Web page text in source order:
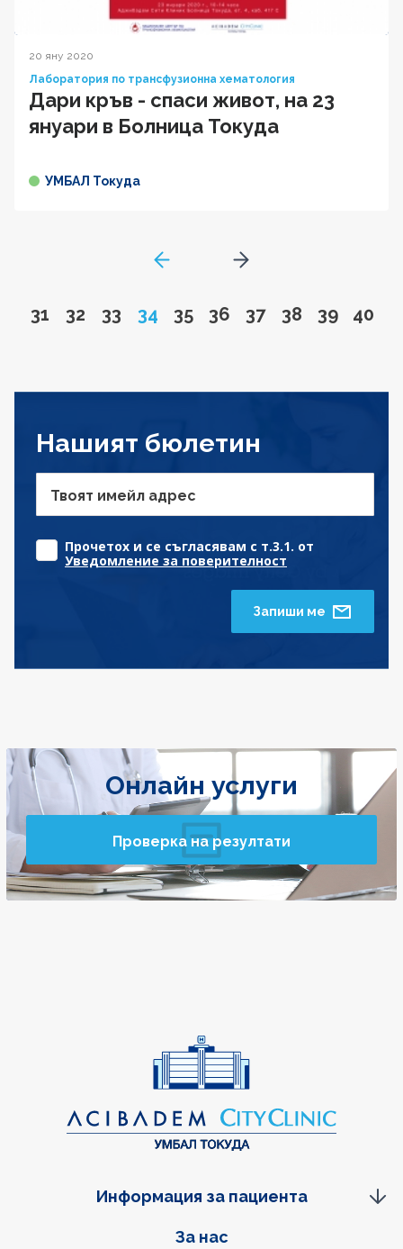
20 яну 2020
Лаборатория по трансфузионна хематология
Дари кръв - спаси живот, на 23
януари в Болница Токуда
УМБАЛ Токуда
GoToPreviousPage
Go to page
31 Go to page
32 Go to page
33 Page
34 Go to page
35 Go to page
36 Go to page
37 Go to page
38 Go to
39 Go
40
Go to next page
Нашият бюлетин
Твоят имейл адрес
Прочетох и се съгласявам с т.3.1. от
Уведомление за поверителност
Запиши ме
Онлайн услуги
Проверка на резултати
Фуутер навигация
За нас
Информация за пациента